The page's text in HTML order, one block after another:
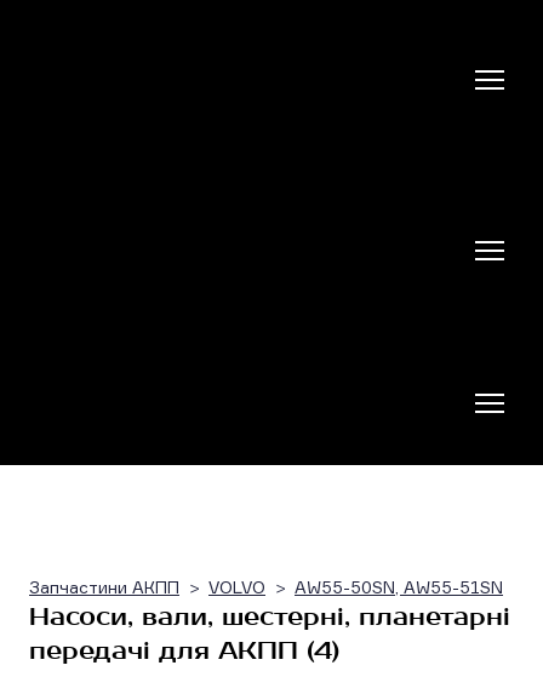
Запчастини АКПП VOLVO AW55-50SN, AW55-51SN
Насоси, вали, шестерні, планетарні
передачі для АКПП (4)